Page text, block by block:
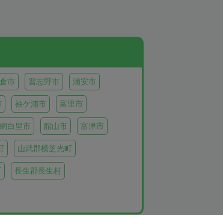
市 習志野市 浦安市
袖ケ浦市 富里市
白里市 館山市 富津市
山武郡横芝光町
長生郡長生村